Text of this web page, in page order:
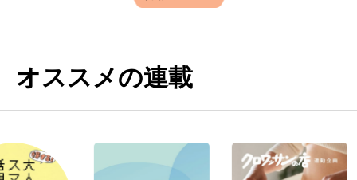
オススメの連載